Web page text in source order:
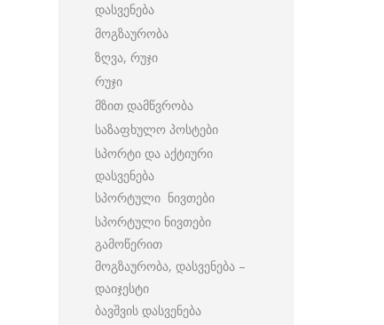
დასვენება
მოგზაურობა
ზღვა, რუჯი
რუჯი
მზით დამწვრობა
საზაფხულო პოსტები
სპორტი და აქტიური
დასვენება
სპორტული ნივთები
სპორტული ნივთები
გამოწერით
მოგზაურობა, დასვენება –
დაიჯესტი
ბავშვის დასვენება